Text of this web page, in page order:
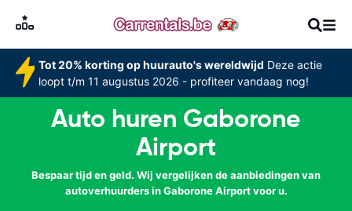
Tot 20% korting op huurauto's wereldwijd Deze actie
loopt t/m 11 augustus 2026 - profiteer vandaag nog!
Auto huren Gaborone
Airport
Bespaar tijd en geld. Wij vergelijken de aanbiedingen van
autoverhuurders in Gaborone Airport voor u.